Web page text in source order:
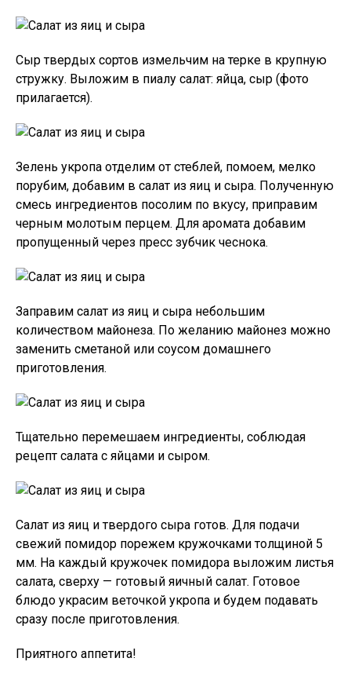
Сыр твердых сортов измельчим на терке в крупную
стружку. Выложим в пиалу салат: яйца, сыр (фото
прилагается).
Зелень укропа отделим от стеблей, помоем, мелко
порубим, добавим в салат из яиц и сыра. Полученную
смесь ингредиентов посолим по вкусу, приправим
черным молотым перцем. Для аромата добавим
пропущенный через пресс зубчик чеснока.
Заправим салат из яиц и сыра небольшим
количеством майонеза. По желанию майонез можно
заменить сметаной или соусом домашнего
приготовления.
Тщательно перемешаем ингредиенты, соблюдая
рецепт салата с яйцами и сыром.
Салат из яиц и твердого сыра готов. Для подачи
свежий помидор порежем кружочками толщиной 5
мм. На каждый кружочек помидора выложим листья
салата, сверху — готовый яичный салат. Готовое
блюдо украсим веточкой укропа и будем подавать
сразу после приготовления.
Приятного аппетита!